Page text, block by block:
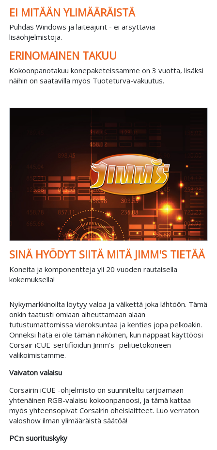
EI MITÄÄN YLIMÄÄRÄISTÄ
Puhdas Windows ja laiteajurit - ei ärsyttäviä
lisäohjelmistoja.
ERINOMAINEN TAKUU
Kokoonpanotakuu konepaketeissamme on 3 vuotta, lisäksi
näihin on saatavilla myös Tuoteturva-vakuutus.
SINÄ HYÖDYT SIITÄ MITÄ JIMM'S TIETÄÄ
Koneita ja komponentteja yli 20 vuoden rautaisella
kokemuksella!
Nykymarkkinoilta löytyy valoa ja välkettä joka lähtöön. Tämä
onkin taatusti omiaan aiheuttamaan alaan
tutustumattomissa vieroksuntaa ja kenties jopa pelkoakin.
Onneksi hätä ei ole tämän näköinen, kun nappaat käyttöösi
Corsair iCUE-sertifioidun Jimm's -pelitietokoneen
valikoimistamme.
Vaivaton valaisu
Corsairin iCUE -ohjelmisto on suunniteltu tarjoamaan
yhtenäinen RGB-valaisu kokoonpanoosi, ja tämä kattaa
myös yhteensopivat Corsairin oheislaitteet. Luo verraton
valoshow ilman ylimääräistä säätöä!
PC:n suorituskyky